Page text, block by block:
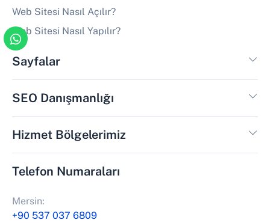
Web Sitesi Nasıl Açılır?
Web Sitesi Nasıl Yapılır?
Sayfalar
SEO Danışmanlığı
Hizmet Bölgelerimiz
Telefon Numaraları
Mersin:
+90 537 037 6809